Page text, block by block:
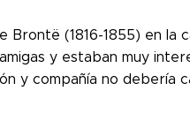
Brontë (1816-1855) en la
y estaban muy
y compañía no debería